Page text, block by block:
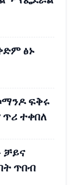
ፅኑ
ፍቅሩ
ተቀበለ
ቻይና
ጥበብ